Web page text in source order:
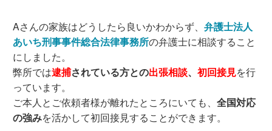
Aさんの家族はどうしたら良いかわからず、弁護士法人
あいち刑事事件総合法律事務所の弁護士に相談すること
にしました。
弊所では逮捕されている方との出張相談、初回接見を行
っています。
ご本人とご依頼者様が離れたところにいても、全国対応
の強みを活かして初回接見することができます。